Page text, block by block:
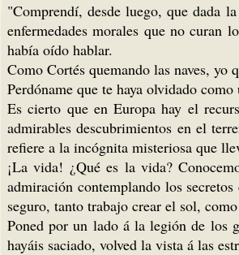
"Comprendí, desde luego, que dada
enfermedades morales que no curan
había oído hablar.
Como Cortés quemando las naves,
Perdóname que te haya olvidado
Es cierto que en Europa hay el
admirables descubrimientos en el
refiere a la incógnita misteriosa que
¡La vida! ¿Qué es la vida?
admiración contemplando los
seguro, tanto trabajo crear el sol,
Poned por un lado á la legión de los
hayáis saciado, volved la vista á las